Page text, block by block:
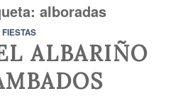
alboradas
FIESTAS
ALBARIÑO